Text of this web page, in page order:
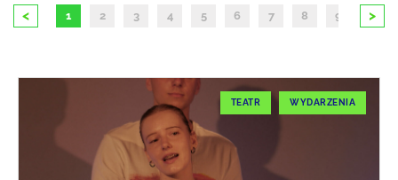
< 1 2 3 4 5 6 7 8 9 10
>
TEATR WYDARZENIA